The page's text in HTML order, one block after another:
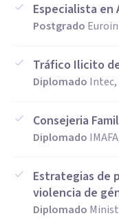
Especialista en
Postgrado
Tráfico Ilicito
Diplomado Intec,
Consejeria
Diplomado
Estrategias de
violencia de
Diplomado